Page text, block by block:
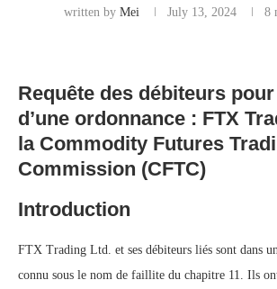
written by Mei July 13, 2024 8
Requête des débiteurs
d’une ordonnance : FTX
la Commodity Futures
Commission (CFTC)
Introduction
FTX Trading Ltd. et ses débiteurs liés sont dans
connu sous le nom de faillite du chapitre 11. Ils